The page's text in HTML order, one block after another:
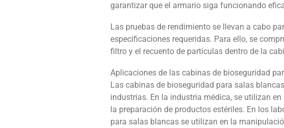
garantizar que el armario siga funcionando
Las pruebas de rendimiento se llevan a cabo
especificaciones requeridas. Para ello, se
filtro y el recuento de partículas dentro de la
Aplicaciones de las cabinas de bioseguridad
Las cabinas de bioseguridad para salas
industrias. En la industria médica, se utilizan
la preparación de productos estériles. En los
para salas blancas se utilizan en la